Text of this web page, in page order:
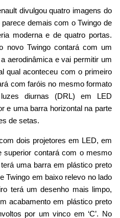
divulgou quatro imagens do
demais com o Twingo de
moderna e de quatro portas.
novo Twingo contará com um
aerodinâmica e vai permitir um
qual aconteceu com o primeiro
com faróis no mesmo formato
diurnas (DRL) em LED
e uma barra horizontal na parte
de setas.
dois projetores em LED, em
superior contará com o mesmo
uma barra em plástico preto
Twingo em baixo relevo no lado
terá um desenho mais limpo,
acabamento em plástico preto
por um vinco em ‘C’. No